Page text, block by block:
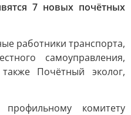
7 новых почётных
работники транспорта,
самоуправления,
Почётный эколог,
комитету